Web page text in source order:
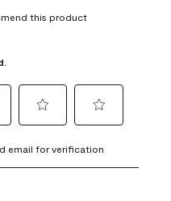
this product
to
rate
to
rate
email for verification